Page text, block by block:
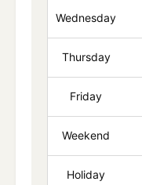
Wednesday
Thursday
Friday
Weekend
Holiday